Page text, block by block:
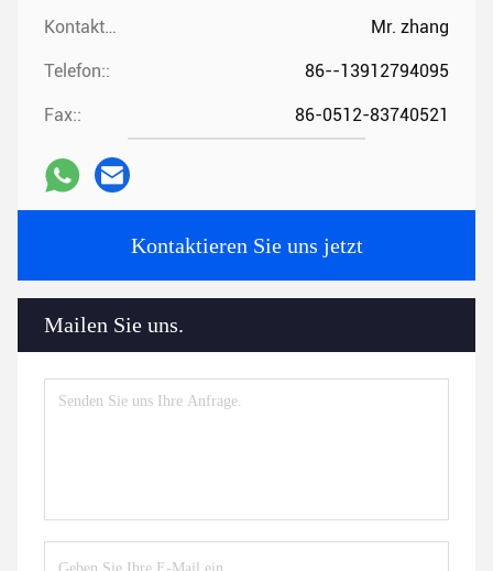
Kontaktpersonen: Mr. zhang
Telefon:: 86--13912794095
Fax:: 86-0512-83740521
Kontaktieren Sie uns jetzt
Mailen Sie uns.